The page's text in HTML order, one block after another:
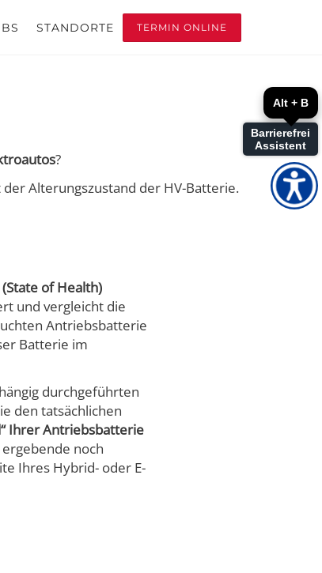
STANDORTE TERMIN ONLINE
?
Alterungszustand der HV-Batterie.
(State of Health)
und vergleicht die
Antriebsbatterie
Batterie im
durchgeführten
den tatsächlichen
Ihrer Antriebsbatterie
noch
Ihres Hybrid- oder E-
Alt + B
Barrierefrei
Assistent